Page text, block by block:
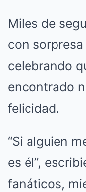
Miles de
con
celebrando
encontrado
felicidad.
“Si alguien
es él”,
fanáticos,